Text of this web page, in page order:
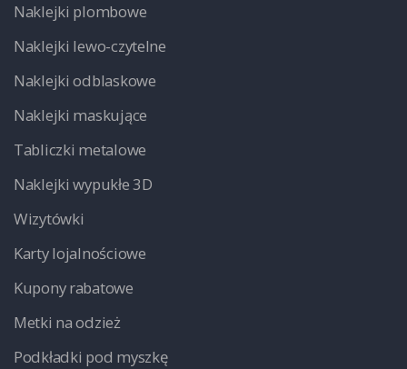
Naklejki plombowe
Naklejki lewo-czytelne
Naklejki odblaskowe
Naklejki maskujące
Tabliczki metalowe
Naklejki wypukłe 3D
Wizytówki
Karty lojalnościowe
Kupony rabatowe
Metki na odzież
Podkładki pod myszkę